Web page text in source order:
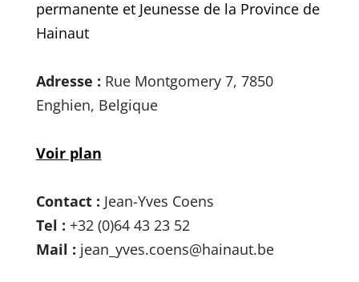
permanente et Jeunesse de la Province de
Hainaut
Adresse : Rue Montgomery 7, 7850
Enghien, Belgique
Voir plan
Contact : Jean-Yves Coens
Tel : +32 (0)64 43 23 52
Mail : jean_yves.coens@hainaut.be